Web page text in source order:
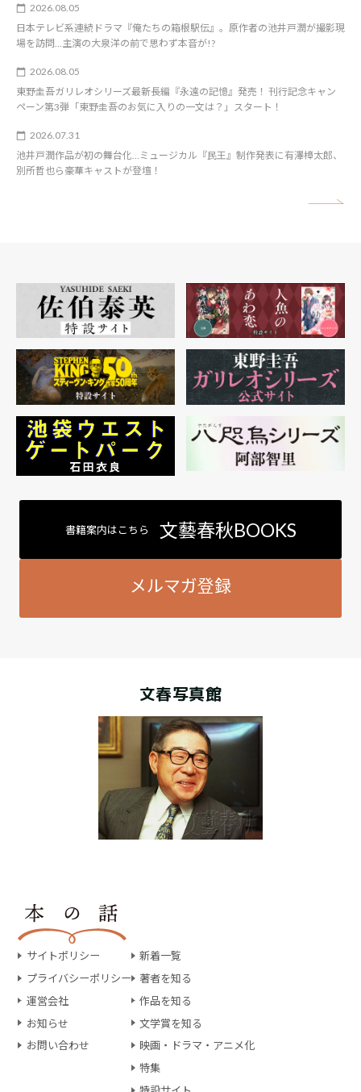
2026.08.05
日本テレビ系連続ドラマ『俺たちの箱根駅伝』。原作者の池井戸潤が撮影現
場を訪問…主演の大泉洋の前で思わず本音が!?
2026.08.05
東野圭吾ガリレオシリーズ最新長編『永遠の記憶』発売！ 刊行記念キャン
ペーン第3弾「東野圭吾のお気に入りの一文は？」スタート！
2026.07.31
池井戸潤作品が初の舞台化…ミュージカル『民王』制作発表に有澤樟太郎、
別所哲也ら豪華キャストが登壇！
書籍案内はこちら 文藝春秋BOOKS
メルマガ登録
文春写真館
サイトポリシー
プライバシーポリシー
運営会社
お知らせ
お問い合わせ
新着一覧
著者を知る
作品を知る
文学賞を知る
映画・ドラマ・アニメ化
特集